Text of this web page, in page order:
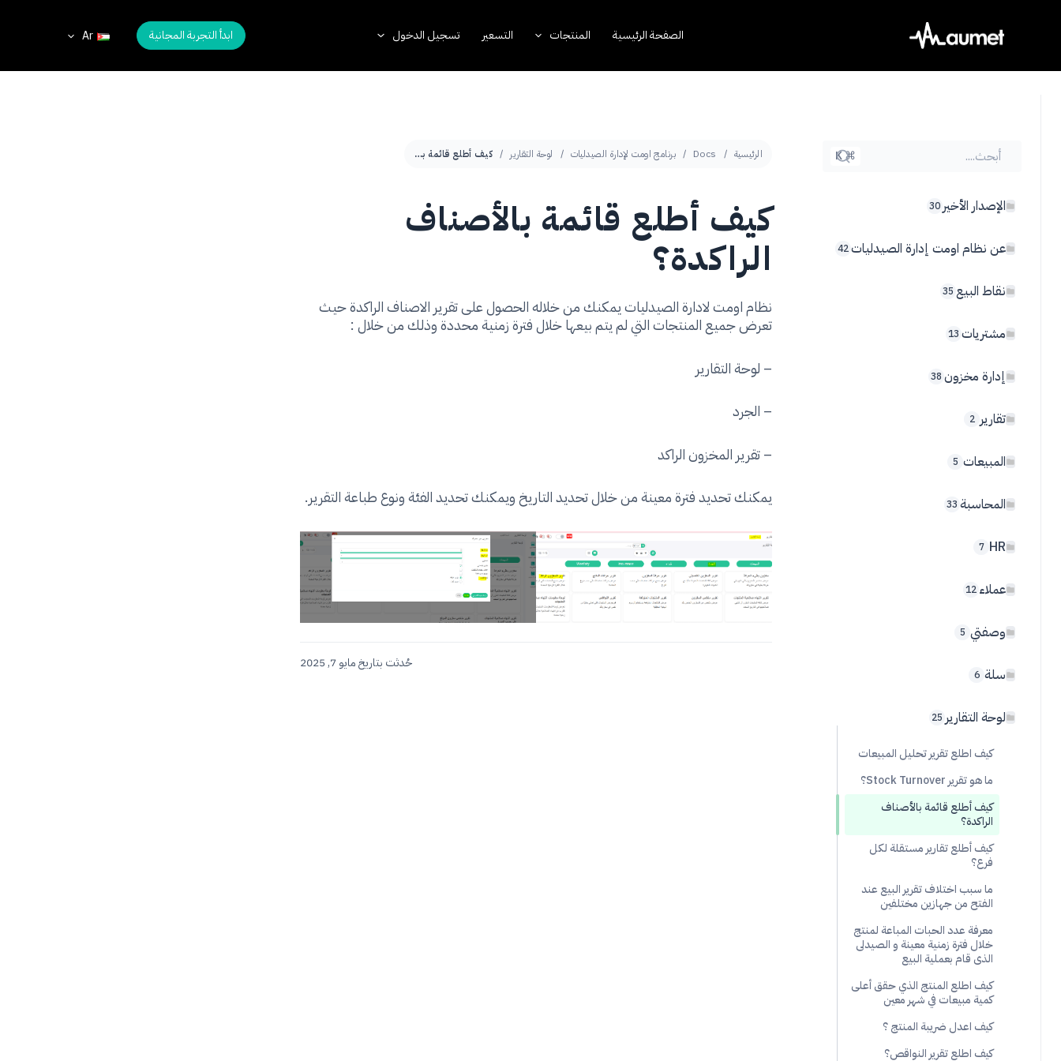
الصفحة الرئيسية المنتجات التسعير تسجيل الدخول ابدأ التجربة المجانية Ar
أبحث.... ⌘ K
الإصدار الأخير 30
عن نظام اومت إدارة الصيدليات42
نقاط البيع 35
مشتريات 13
إدارة مخزون 38
تقارير 2
المبيعات 5
المحاسبة 33
HR
7
عملاء 12
وصفتي 5
سلة 6
لوحة التقارير 25
كيف اطلع تقرير تحليل المبيعات
ما هو تقرير Stock Turnover؟
كيف أطلع قائمة بالأصناف
الراكدة؟
كيف أطلع تقارير مستقلة لكل
فرع؟
ما سبب اختلاف تقرير البيع عند
الفتح من جهازين مختلفين
معرفة عدد الحبات المباعة لمنتج
خلال فترة زمنية معينة و الصيدلى
الذى قام بعملية البيع
كيف اطلع المنتج الذي حقق أعلى
كمية مبيعات في شهر معين
كيف اعدل ضريبة المنتج ؟
كيف اطلع تقرير النواقص؟
الرئيسية Docs برنامج اومت لإدارة الصيدليات لوحة التقارير كيف أطلع قائمة بالأصناف الراكدة؟
كيف أطلع قائمة بالأصناف
الراكدة؟
نظام اومت لادارة الصيدليات يمكنك من خلاله الحصول على تقرير الاصناف الراكدة حيث
تعرض جميع المنتجات التي لم يتم بيعها خلال فترة زمنية محددة وذلك من خلال :
– لوحة التقارير
– الجرد
– تقرير المخزون الراكد
يمكنك تحديد فترة معينة من خلال تحديد التاريخ ويمكنك تحديد الفئة ونوع طباعة التقرير.
حُدثت بتاريخ مايو 7, 2025